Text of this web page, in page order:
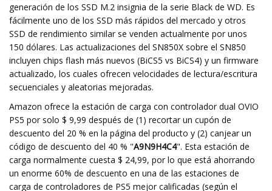
generación de los SSD M.2 insignia de la serie Black de WD. Es
fácilmente uno de los SSD más rápidos del mercado y otros
SSD de rendimiento similar se venden actualmente por unos
150 dólares. Las actualizaciones del SN850X sobre el SN850
incluyen chips flash más nuevos (BiCS5 vs BiCS4) y un firmware
actualizado, los cuales ofrecen velocidades de lectura/escritura
secuenciales y aleatorias mejoradas.
Amazon ofrece la estación de carga con controlador dual OVIO
PS5 por solo $ 9,99 después de (1) recortar un cupón de
descuento del 20 % en la página del producto y (2) canjear un
código de descuento del 40 % "A9N9H4C4". Esta estación de
carga normalmente cuesta $ 24,99, por lo que está ahorrando
un enorme 60% de descuento en una de las estaciones de
carga de controladores de PS5 mejor calificadas (según el